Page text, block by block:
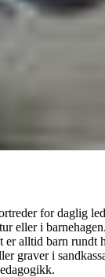
for daglig
eller i
er alltid barn rundt
graver i